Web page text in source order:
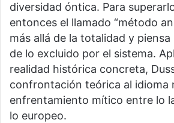
diversidad óntica. Para
entonces el llamado “método
más allá de la totalidad y
de lo excluido por el sistema.
realidad histórica concreta,
confrontación teórica al idioma
enfrentamiento mítico entre lo
lo europeo.